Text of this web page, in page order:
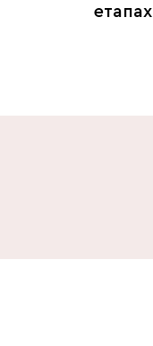
етапах